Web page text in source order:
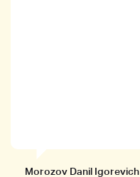
Morozov Danil Igorevich